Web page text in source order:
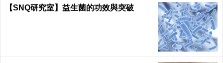
【SNQ研究室】益生菌的功效與突破